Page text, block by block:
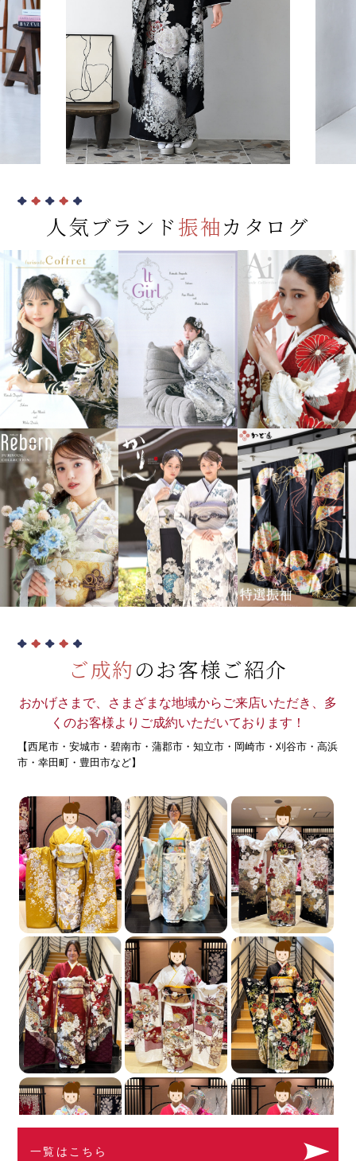
人気ブランド振袖カタログ
ご成約のお客様ご紹介
おかげさまで、さまざまな地域からご来店いただき、多
くのお客様よりご成約いただいております！
【西尾市・安城市・碧南市・蒲郡市・知立市・岡崎市・刈谷市・高浜
市・幸田町・豊田市など】
一覧はこちら